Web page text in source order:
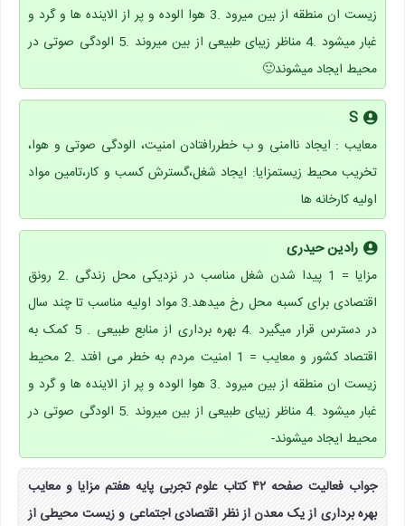
زیست ان منطقه از بین میرود .3 هوا الوده و پر از الاینده ها و گرد و
غبار میشود .4 مناظر زیبای طبیعی از بین میروند .5 الودگی صوتی در
محیط ایجاد میشوند🙂
S
معایب : ایجاد ناامنی و ب خطررافتادن امنیت، الودگی صوتی و هوا،
تخریب محیط زیستمزایا: ایجاد شغل،گسترش کسب و کار،تامین مواد
اولیه کارخانه ها
رادین حیدری
مزایا = 1 پیدا شدن شغل مناسب در نزدیکی محل زندگی .2 رونق
اقتصادی برای کسبه محل رخ میدهد.3 مواد اولیه مناسب تا چند سال
در دسترس قرار میگیرد .4 بهره برداری از منابع طبیعی . 5 کمک به
اقتصاد کشور و معایب = 1 امنیت مردم به خطر می افتد .2 محیط
زیست ان منطقه از بین میرود .3 هوا الوده و پر از الاینده ها و گرد و
غبار میشود .4 مناظر زیبای طبیعی از بین میروند .5 الودگی صوتی در
محیط ایجاد میشوند-
جواب فعالیت صفحه ۴۲ کتاب علوم تجربی پایه هفتم مزایا و معایب
بهره برداری از یک معدن از نظر اقتصادی اجتماعی و زیست محیطی از